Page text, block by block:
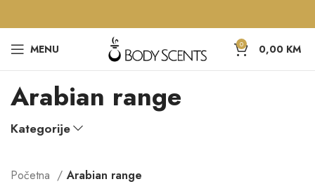
MENU 0 0,00 KM
Arabian range
Kategorije
Početna Arabian range